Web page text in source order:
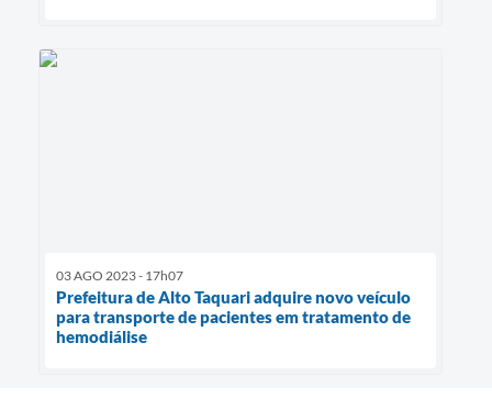
03 AGO 2023 - 17h07
Prefeitura de Alto Taquari adquire novo veículo
para transporte de pacientes em tratamento de
hemodiálise